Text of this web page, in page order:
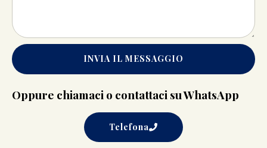
INVIA IL MESSAGGIO
Oppure chiamaci o contattaci su WhatsApp
Telefona